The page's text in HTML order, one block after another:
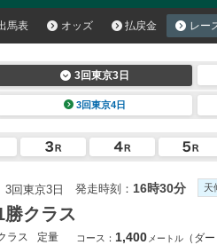
馬表 オッズ 払戻金 レー
3回東京3日
3回東京4日
3回東京3日 発走時刻： 16時30分 天
クラス
ラス 定量 コース： 1,400 メートル （ダ